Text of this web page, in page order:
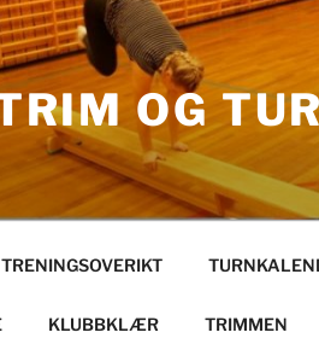
OG
TRENINGSOVERIKT
KLUBBKLÆR TRIMMEN